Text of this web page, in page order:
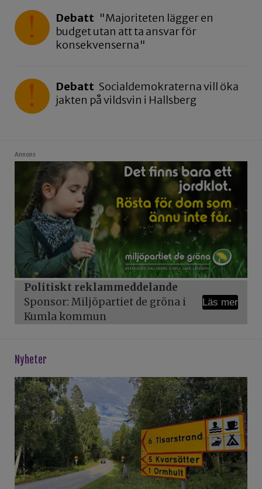
Debatt "Majoriteten lägger en
budget utan att ta ansvar för
konsekvenserna"
Debatt Socialdemokraterna vill öka
jakten på vildsvin i Hallsberg
Annons
Politiskt reklammeddelande
Sponsor: Miljöpartiet de gröna i
Kumla kommun
Läs mer
Nyheter